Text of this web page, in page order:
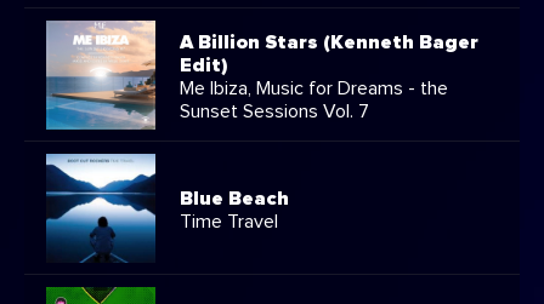
A Billion Stars (Kenneth Bager
Edit)
Me Ibiza, Music for Dreams - the
Sunset Sessions Vol. 7
Blue Beach
Time Travel